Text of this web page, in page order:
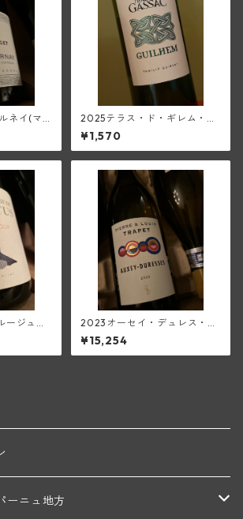
ネイ(マ
2025テラス・ド・ギレム・ブ
ラン・ヴィエーユ・ヴィーニ
ュ<ペイ・デロ―>(ムーラン・
ド・ガサック)
¥1,570
ージュ・
ルジュリ
・ロル
2023オーセイ・デュレス・ブ
ラン(ピエール・エ・ルイ・ト
ラペ)
¥15,254
ーニュ地方